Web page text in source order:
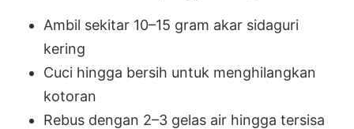
Ambil sekitar 10–15 gram akar sidaguri
kering
Cuci hingga bersih untuk menghilangkan
kotoran
Rebus dengan 2–3 gelas air hingga tersisa